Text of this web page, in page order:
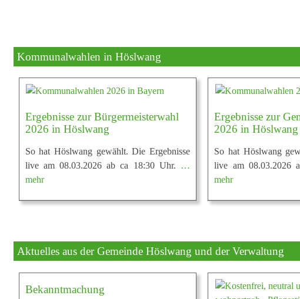
Kommunalwahlen in Höslwang
Ergebnisse zur Bürgermeisterwahl
2026 in Höslwang
So hat Höslwang gewählt. Die Ergebnisse
live am 08.03.2026 ab ca 18:30 Uhr. …
mehr
Ergebnisse zur
2026 in Höslwang
So hat Höslwang
live am 08.03.2026
mehr
Aktuelles aus der Gemeinde Höslwang und der Verwaltung
Bekanntmachung